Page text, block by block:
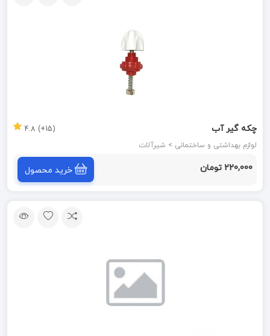
چکه گیر آب
لوازم بهداشتی و ساختمانی > شیرآلات
(15+) 4.8
220,000 تومان خرید محصول